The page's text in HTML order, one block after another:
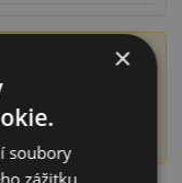
pneumatiky,
DOT 1522
týdnu roku 2022.
×
soubory
zážitku.